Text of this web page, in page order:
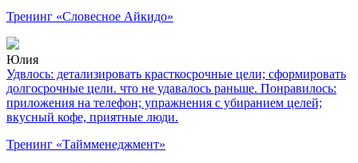
Тренинг «Словесное Айкидо»
Юлия
Удвлось: детализировать красткосрочные цели; сформировать
долгосрочные цели. что не удавалось раньше. Понравилось:
приложения на телефон; упражнения с убиранием целей;
вкусный кофе, приятные люди.
Тренинг «Таймменеджмент»